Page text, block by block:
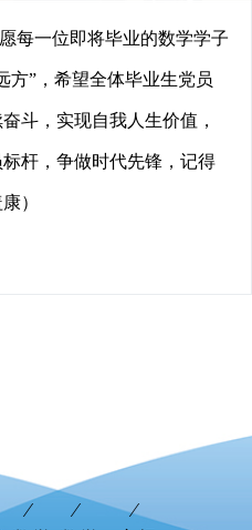
每一位即将毕业的数学学子
方”，希望全体毕业生党员
斗，实现自我人生价值，
杆，争做时代先锋，记得
）